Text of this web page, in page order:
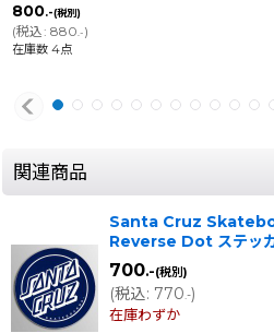
800.-(税別)
(税込: 880 .-)
在庫数 4点
関連商品
Santa Cruz
Reverse Dot ステッ
700.-(税別)
(税込: 770.-)
在庫わずか